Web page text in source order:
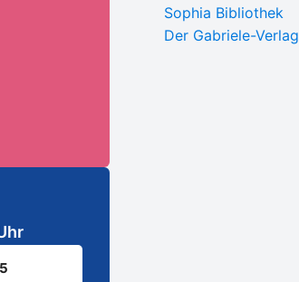
Sophia Bibliothek
Der Gabriele-Verlag